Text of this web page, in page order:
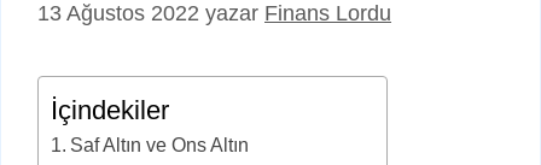
13 Ağustos 2022 yazar Finans Lordu
İçindekiler
Saf Altın ve Ons Altın